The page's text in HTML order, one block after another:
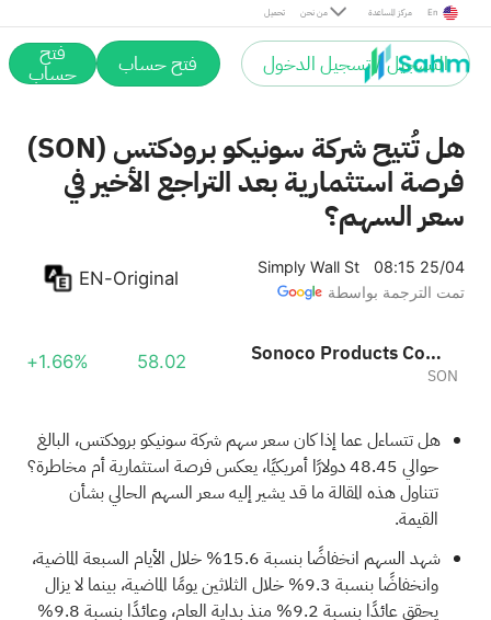
تحميل من نحن مركز المساعدة En
التسجيل / تسجيل الدخول فتح حساب فتح
حساب
هل تُتيح شركة سونيكو برودكتس (SON)
فرصة استثمارية بعد التراجع الأخير في
سعر السهم؟
Simply Wall St
08:15 25/04
تمت الترجمة بواسطة
EN-Original
Sonoco Products Company
SON
58.02
+1.66%
هل تتساءل عما إذا كان سعر سهم شركة سونيكو برودكتس، البالغ
حوالي 48.45 دولارًا أمريكيًا، يعكس فرصة استثمارية أم مخاطرة؟
تتناول هذه المقالة ما قد يشير إليه سعر السهم الحالي بشأن
القيمة.
شهد السهم انخفاضًا بنسبة 15.6% خلال الأيام السبعة الماضية،
وانخفاضًا بنسبة 9.3% خلال الثلاثين يومًا الماضية، بينما لا يزال
يحقق عائدًا بنسبة 9.2% منذ بداية العام، وعائدًا بنسبة 9.8%